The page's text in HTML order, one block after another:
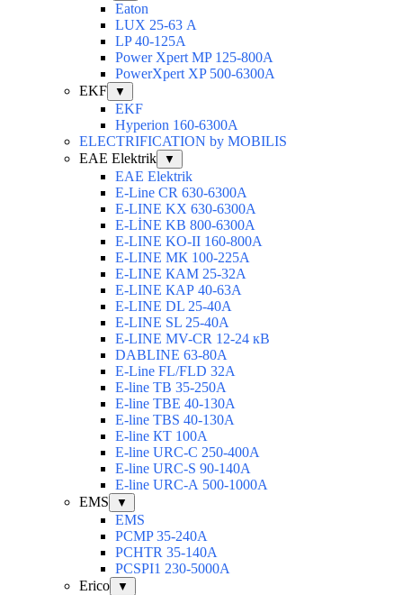
Eaton
LUX 25-63 А
LP 40-125A
Power Xpert MP 125-800A
PowerXpert XP 500-6300A
EKF
▼
EKF
Hyperion 160-6300А
ELECTRIFICATION by MOBILIS
EAE Elektrik
▼
EAE Elektrik
E-Line CR 630-6300А
E-LINE KX 630-6300А
E-LİNE KB 800-6300А
E-LINE KO-II 160-800А
E-LINE МК 100-225А
E-LINE КАМ 25-32А
E-LINE КАР 40-63А
E-LINE DL 25-40А
E-LINE SL 25-40А
E-LINE MV-CR 12-24 кВ
DABLINE 63-80А
E-Line FL/FLD 32А
E-line TB 35-250А
E-line TBЕ 40-130А
E-line TBS 40-130А
E-line КТ 100А
E-line URC-С 250-400А
E-line URC-S 90-140А
E-line URC-А 500-1000А
EMS
▼
EMS
PCMP 35-240A
PCHTR 35-140А
PCSPI1 230-5000A
Erico
▼